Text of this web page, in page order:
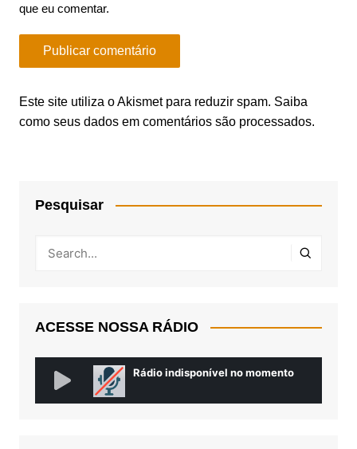
que eu comentar.
Este site utiliza o Akismet para reduzir spam. Saiba
como seus dados em comentários são processados.
Pesquisar
ACESSE NOSSA RÁDIO